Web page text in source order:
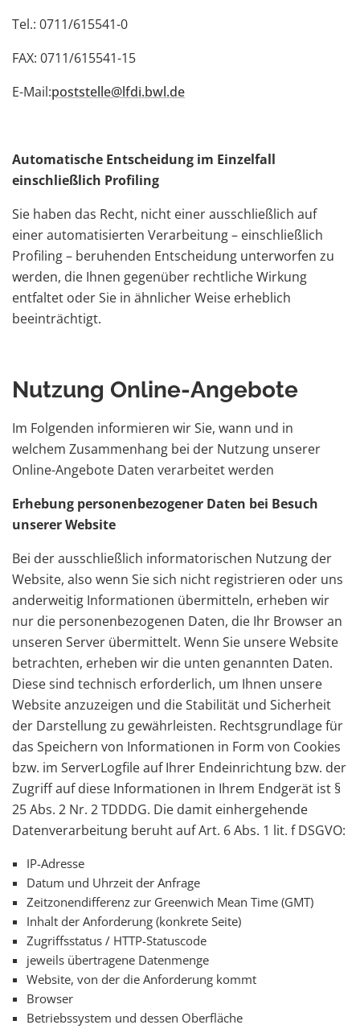
Tel.: 0711/615541-0
FAX: 0711/615541-15
E-Mail:poststelle@lfdi.bwl.de
Automatische Entscheidung im Einzelfall
einschließlich Profiling
Sie haben das Recht, nicht einer ausschließlich auf
einer automatisierten Verarbeitung – einschließlich
Profiling – beruhenden Entscheidung unterworfen zu
werden, die Ihnen gegenüber rechtliche Wirkung
entfaltet oder Sie in ähnlicher Weise erheblich
beeinträchtigt.
Nutzung Online-Angebote
Im Folgenden informieren wir Sie, wann und in
welchem Zusammenhang bei der Nutzung unserer
Online-Angebote Daten verarbeitet werden
Erhebung personenbezogener Daten bei Besuch
unserer Website
Bei der ausschließlich informatorischen Nutzung der
Website, also wenn Sie sich nicht registrieren oder uns
anderweitig Informationen übermitteln, erheben wir
nur die personenbezogenen Daten, die Ihr Browser an
unseren Server übermittelt. Wenn Sie unsere Website
betrachten, erheben wir die unten genannten Daten.
Diese sind technisch erforderlich, um Ihnen unsere
Website anzuzeigen und die Stabilität und Sicherheit
der Darstellung zu gewährleisten. Rechtsgrundlage für
das Speichern von Informationen in Form von Cookies
bzw. im ServerLogfile auf Ihrer Endeinrichtung bzw. der
Zugriff auf diese Informationen in Ihrem Endgerät ist §
25 Abs. 2 Nr. 2 TDDDG. Die damit einhergehende
Datenverarbeitung beruht auf Art. 6 Abs. 1 lit. f DSGVO:
IP-Adresse
Datum und Uhrzeit der Anfrage
Zeitzonendifferenz zur Greenwich Mean Time (GMT)
Inhalt der Anforderung (konkrete Seite)
Zugriffsstatus / HTTP-Statuscode
jeweils übertragene Datenmenge
Website, von der die Anforderung kommt
Browser
Betriebssystem und dessen Oberfläche